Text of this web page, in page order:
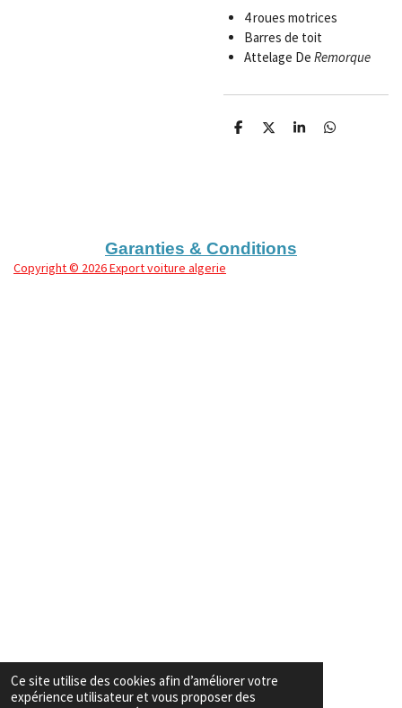
Ce site utilise des cookies afin d’améliorer votre
expérience utilisateur et vous proposer des
4 roues motrices
Barres de toit
Attelage De Remorque
P
P
P
P
Garanties & Conditions
Copyright© 2026 Export voiture algerie